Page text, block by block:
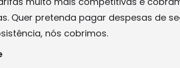
Quer pretenda pagar despesas de
nós cobrimos.